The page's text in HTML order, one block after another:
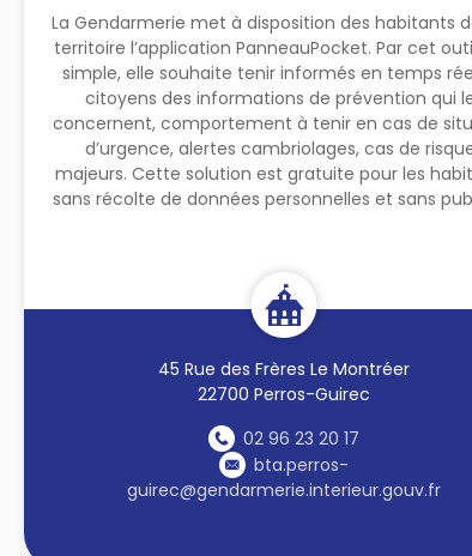
La Gendarmerie met à disposition des habitants
territoire l’application PanneauPocket. Par cet
simple, elle souhaite tenir informés en temps
citoyens des informations de prévention qui
concernent, comportement à tenir en cas de
d’urgence, alertes cambriolages, cas de
majeurs. Cette solution est gratuite pour les
sans récolte de données personnelles et sans
45 Rue des Frères Le Montréer
22700 Perros-Guirec
02 96 23 20 17
bta.perros-
guirec@gendarmerie.interieur.gouv.fr